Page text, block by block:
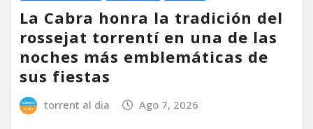
La Cabra honra la tradición del
rossejat torrentí en una de las
noches más emblemáticas de
sus fiestas
torrent al dia Ago 7, 2026